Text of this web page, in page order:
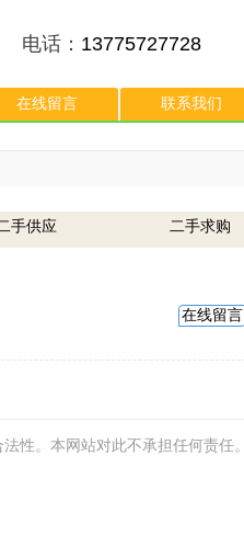
电话： 13775727728
在线留言 联系我们
手供应 二手求购
在线留言
性。本网站对此不承担任何责任。